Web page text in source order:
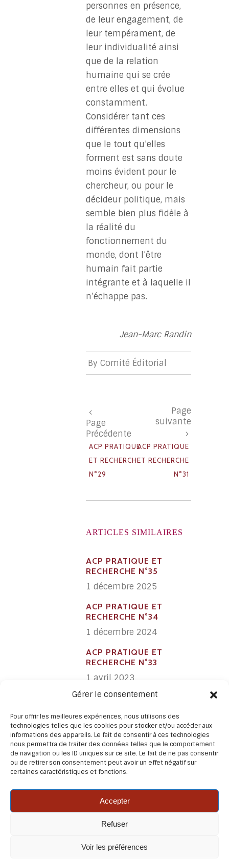
Gérer le consentement
Pour offrir les meilleures expériences, nous utilisons des
technologies telles que les cookies pour stocker et/ou accéder aux
informations des appareils. Le fait de consentir à ces technologies
nous permettra de traiter des données telles que le comportement
de navigation ou les ID uniques sur ce site. Le fait de ne pas consentir
ou de retirer son consentement peut avoir un effet négatif sur
certaines caractéristiques et fonctions.
Accepter
Refuser
Voir les préférences
personnes en présence,
de leur engagement, de
leur tempérament, de
leur individualité ainsi
que de la relation
humaine qui se crée
entre elles et qui évolue
constamment.
Considérer tant ces
différentes dimensions
que le tout qu’elles
forment est sans doute
moins évident pour le
chercheur, ou pour le
décideur politique, mais
semble bien plus fidèle à
la réalité du
fonctionnement du
monde, dont l’être
humain fait partie
intégrante et à laquelle il
n’échappe pas.
Jean-Marc Randin
By Comité Éditorial
Page
Précédente
ACP PRATIQUE
ET RECHERCHE
N°29
Page
suivante
ACP PRATIQUE
ET RECHERCHE
N°31
ARTICLES SIMILAIRES
ACP PRATIQUE ET
RECHERCHE N°35
1 décembre 2025
ACP PRATIQUE ET
RECHERCHE N°34
1 décembre 2024
ACP PRATIQUE ET
RECHERCHE N°33
1 avril 2023
ACP PRATIQUE ET
1 avril 2022
jour Ao�t 2026 – Conception/Réalisation : 3pixels –